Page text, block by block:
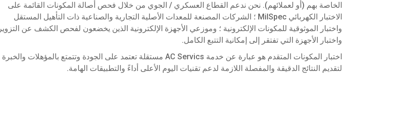
الخاصة بهم (أو لعملائهم). نحن ندعم القطاع العسكري / الجوي من خلال فحص أصالة المكونات القائمة على
الاختبار الكهربائي MilSpec ؛ الشركات المصنعة للمعدات الأصلية التجارية والصناعية ذات التأهيل المستقل
واختبار الموثوقية للمكونات الإلكترونية ؛ وموزعي الأجهزة الإلكترونية الذين يخضعون لفحص الكشف عن التزوير
واختبار الأجهزة التي تفتقر إلى إمكانية التتبع الكامل.
اختبار المكونات المتقدم هو عبارة عن خدمة AC Servics مستقلة تعتمد على الجودة وتتمتع بالمؤهلات والخبرة
لتقديم النتائج الدقيقة والمفصلة اللازمة لدعم تقنيات اليوم الأعلى أداءً والتطبيقات الهامة.